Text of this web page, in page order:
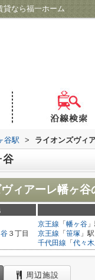
貸なら福一ホーム
谷駅 > ライオンズヴィ
谷
ィアーレ幡ヶ谷
３丁目
京王線 「 幡ヶ谷
京王線 「 笹塚 」
千代田線 「 代々
周辺施設